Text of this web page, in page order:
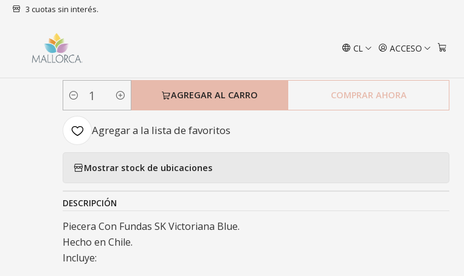
CL ACCESO
3 cuotas sin interés.
Pieceras Piecera Con Fundas SK Victoriana Blue
|
Piecera Con Fundas SK Victoriana Blue
Cantidad
AGREGAR AL CARRO COMPRAR AHORA
Agregar a la lista de favoritos
Mostrar stock de ubicaciones
DESCRIPCIÓN
Piecera Con Fundas SK Victoriana Blue.
Hecho en Chile.
Incluye: